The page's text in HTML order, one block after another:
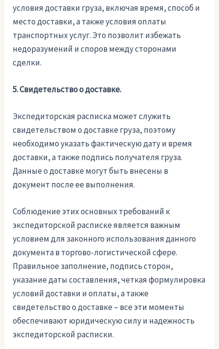
условия доставки груза, включая время, способ и
место доставки, а также условия оплаты
транспортных услуг. Это позволит избежать
недоразумений и споров между сторонами
сделки.
5. Свидетельство о доставке.
Экспедиторская расписка может служить
свидетельством о доставке груза, поэтому
необходимо указать фактическую дату и время
доставки, а также подпись получателя груза.
Данные о доставке могут быть внесены в
документ после ее выполнения.
Соблюдение этих основных требований к
экспедиторской расписке является важным
условием для законного использования данного
документа в торгово-логистической сфере.
Правильное заполнение, подпись сторон,
указание даты составления, четкая формулировка
условий доставки и оплаты, а также
свидетельство о доставке – все эти моменты
обеспечивают юридическую силу и надежность
экспедиторской расписки.